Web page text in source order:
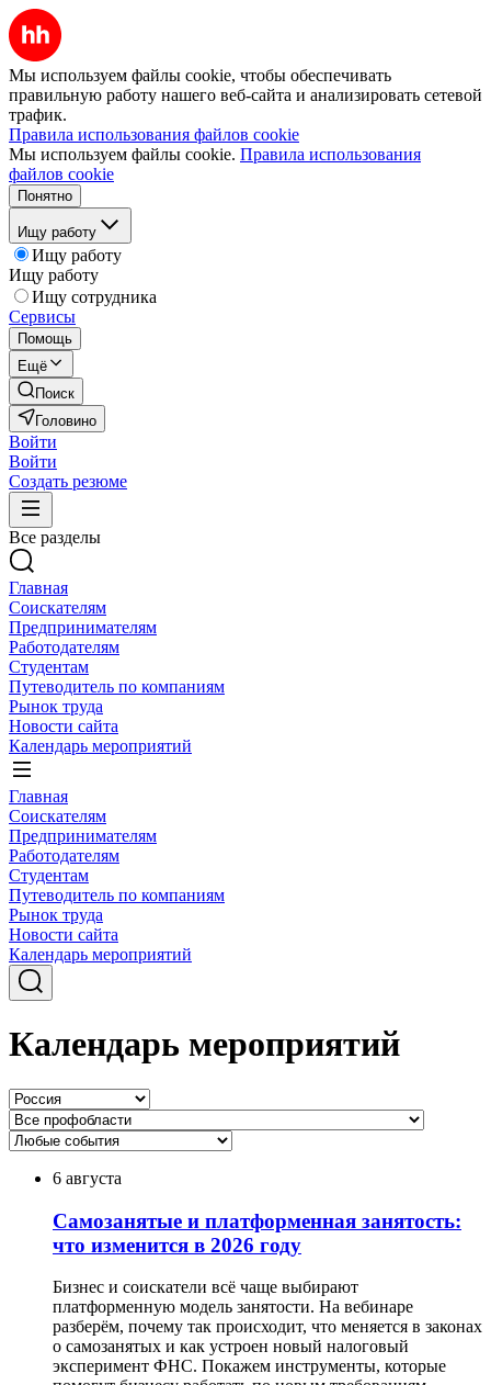
Мы используем файлы cookie, чтобы обеспечивать
правильную работу нашего веб-сайта и анализировать сетевой
трафик.
Правила использования файлов cookie
Мы используем файлы cookie. Правила использования
файлов cookie
Понятно
Ищу работу
Ищу работу
Ищу работу
Ищу сотрудника
Сервисы
Помощь
Ещё
Поиск
Головино
Войти
Войти
Создать резюме
Все разделы
Главная
Соискателям
Предпринимателям
Работодателям
Студентам
Путеводитель по компаниям
Рынок труда
Новости сайта
Календарь мероприятий
Главная
Соискателям
Предпринимателям
Работодателям
Студентам
Путеводитель по компаниям
Рынок труда
Новости сайта
Календарь мероприятий
Календарь мероприятий
6 августа
Самозанятые и платформенная занятость:
что изменится в 2026 году
Бизнес и соискатели всё чаще выбирают
платформенную модель занятости. На вебинаре
разберём, почему так происходит, что меняется в законах
о самозанятых и как устроен новый налоговый
эксперимент ФНС. Покажем инструменты, которые